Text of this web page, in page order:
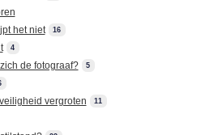
het niet
16
4
de fotograaf? 5
vergroten 11